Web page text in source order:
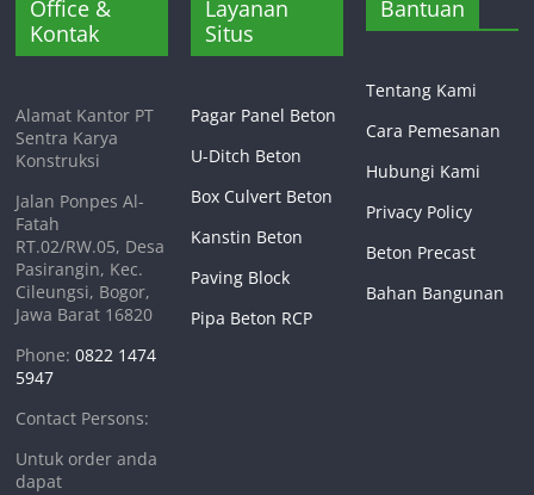
Office &
Kontak
Alamat Kantor PT
Sentra Karya
Konstruksi
Jalan Ponpes Al-
Fatah
RT.02/RW.05, Desa
Pasirangin, Kec.
Cileungsi, Bogor,
Jawa Barat 16820
Phone:0822 1474
5947
Contact Persons:
Untuk order anda
dapat
Layanan
Situs
Pagar Panel Beton
U-Ditch Beton
Box Culvert Beton
Kanstin Beton
Paving Block
Pipa Beton RCP
Bantuan
Tentang Kami
Cara Pemesanan
Hubungi Kami
Privacy Policy
Beton Precast
Bahan Bangunan